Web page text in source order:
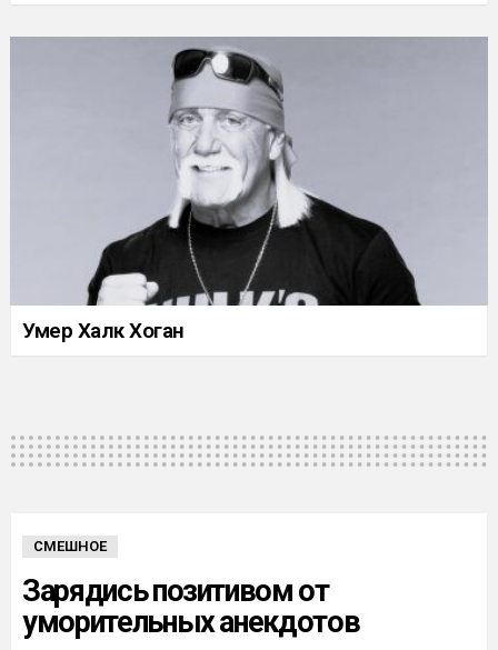
Умер Халк Хоган
СМЕШНОЕ
Зарядись позитивом от
уморительных анекдотов